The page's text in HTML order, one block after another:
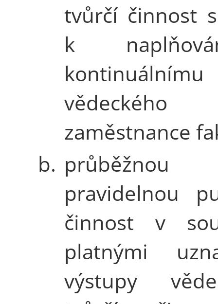
tvůrčí činnost
k
vědeckého
zaměstnance
b.
pravidelnou
činnost v
platnými
výstupy